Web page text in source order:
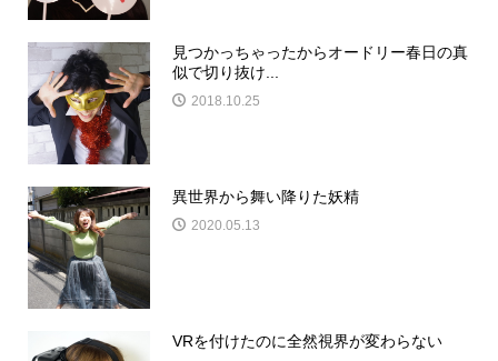
見つかっちゃったからオードリー春日の真
似で切り抜け...
2018.10.25
異世界から舞い降りた妖精
2020.05.13
VRを付けたのに全然視界が変わらない